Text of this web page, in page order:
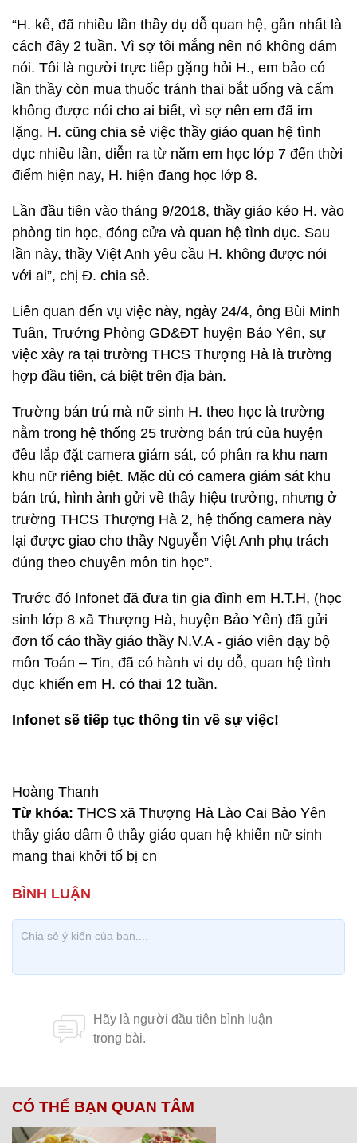
“H. kể, đã nhiều lần thầy dụ dỗ quan hệ, gần nhất là
cách đây 2 tuần. Vì sợ tôi mắng nên nó không dám
nói. Tôi là người trực tiếp gặng hỏi H., em bảo có
lần thầy còn mua thuốc tránh thai bắt uống và cấm
không được nói cho ai biết, vì sợ nên em đã im
lặng. H. cũng chia sẻ việc thầy giáo quan hệ tình
dục nhiều lần, diễn ra từ năm em học lớp 7 đến thời
điểm hiện nay, H. hiện đang học lớp 8.
Lần đầu tiên vào tháng 9/2018, thầy giáo kéo H. vào
phòng tin học, đóng cửa và quan hệ tình dục. Sau
lần này, thầy Việt Anh yêu cầu H. không được nói
với ai”, chị Đ. chia sẻ.
Liên quan đến vụ việc này, ngày 24/4, ông Bùi Minh
Tuân, Trưởng Phòng GD&ĐT huyện Bảo Yên, sự
việc xảy ra tại trường THCS Thượng Hà là trường
hợp đầu tiên, cá biệt trên địa bàn.
Trường bán trú mà nữ sinh H. theo học là trường
nằm trong hệ thống 25 trường bán trú của huyện
đều lắp đặt camera giám sát, có phân ra khu nam
khu nữ riêng biệt. Mặc dù có camera giám sát khu
bán trú, hình ảnh gửi về thầy hiệu trưởng, nhưng ở
trường THCS Thượng Hà 2, hệ thống camera này
lại được giao cho thầy Nguyễn Việt Anh phụ trách
đúng theo chuyên môn tin học”.
Trước đó Infonet đã đưa tin gia đình em H.T.H, (học
sinh lớp 8 xã Thượng Hà, huyện Bảo Yên) đã gửi
đơn tố cáo thầy giáo thầy N.V.A - giáo viên dạy bộ
môn Toán – Tin, đã có hành vi dụ dỗ, quan hệ tình
dục khiến em H. có thai 12 tuần.
Infonet sẽ tiếp tục thông tin về sự việc!
Hoàng Thanh
Từ khóa: THCS xã Thượng Hà Lào Cai Bảo Yên
thầy giáo dâm ô thầy giáo quan hệ khiến nữ sinh
mang thai khởi tố bị cn
CÓ THỂ BẠN QUAN TÂM